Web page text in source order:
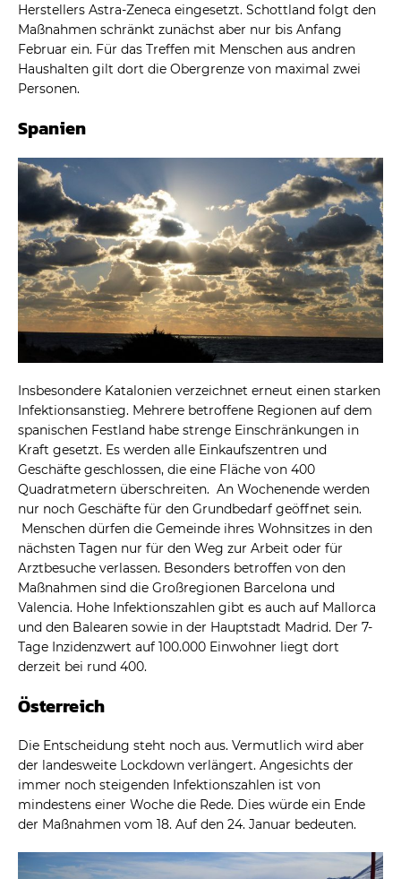
Herstellers Astra-Zeneca eingesetzt. Schottland folgt den
Maßnahmen schränkt zunächst aber nur bis Anfang
Februar ein. Für das Treffen mit Menschen aus andren
Haushalten gilt dort die Obergrenze von maximal zwei
Personen.
Spanien
Insbesondere Katalonien verzeichnet erneut einen starken
Infektionsanstieg. Mehrere betroffene Regionen auf dem
spanischen Festland habe strenge Einschränkungen in
Kraft gesetzt. Es werden alle Einkaufszentren und
Geschäfte geschlossen, die eine Fläche von 400
Quadratmetern überschreiten. An Wochenende werden
nur noch Geschäfte für den Grundbedarf geöffnet sein.
Menschen dürfen die Gemeinde ihres Wohnsitzes in den
nächsten Tagen nur für den Weg zur Arbeit oder für
Arztbesuche verlassen. Besonders betroffen von den
Maßnahmen sind die Großregionen Barcelona und
Valencia. Hohe Infektionszahlen gibt es auch auf Mallorca
und den Balearen sowie in der Hauptstadt Madrid. Der 7-
Tage Inzidenzwert auf 100.000 Einwohner liegt dort
derzeit bei rund 400.
Österreich
Die Entscheidung steht noch aus. Vermutlich wird aber
der landesweite Lockdown verlängert. Angesichts der
immer noch steigenden Infektionszahlen ist von
mindestens einer Woche die Rede. Dies würde ein Ende
der Maßnahmen vom 18. Auf den 24. Januar bedeuten.